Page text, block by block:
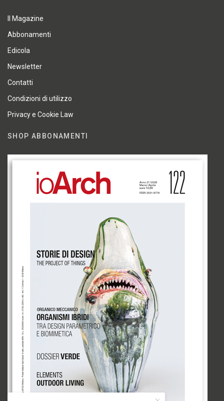
Il Magazine
Abbonamenti
Edicola
Newsletter
Contatti
Condizioni di utilizzo
Privacy e Cookie Law
SHOP ABBONAMENTI